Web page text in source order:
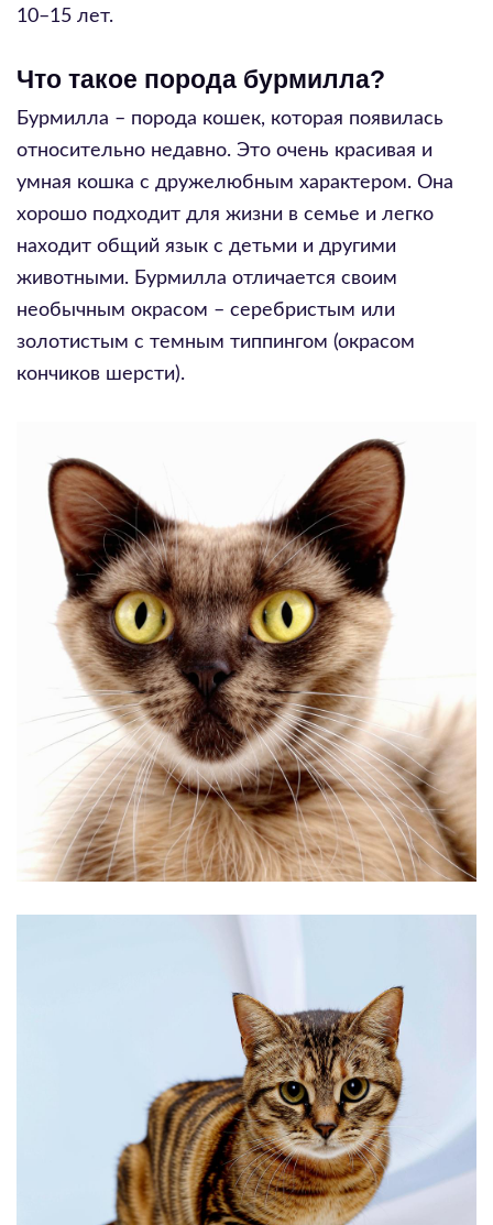
10–15 лет.
Что такое порода бурмилла?
Бурмилла – порода кошек, которая появилась
относительно недавно. Это очень красивая и
умная кошка с дружелюбным характером. Она
хорошо подходит для жизни в семье и легко
находит общий язык с детьми и другими
животными. Бурмилла отличается своим
необычным окрасом – серебристым или
золотистым с темным типпингом (окрасом
кончиков шерсти).